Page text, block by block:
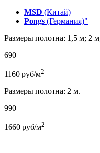
MSD (Китай)
Pongs (Германия)"
Размеры полотна: 1,5 м; 2
690
1160 руб/м2
Размеры полотна: 2 м.
990
1660 руб/м2